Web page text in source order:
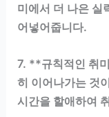
미에서 더 나은 실
어넣어줍니다.
7. **규칙적인 취
히 이어나가는 것
시간을 할애하여